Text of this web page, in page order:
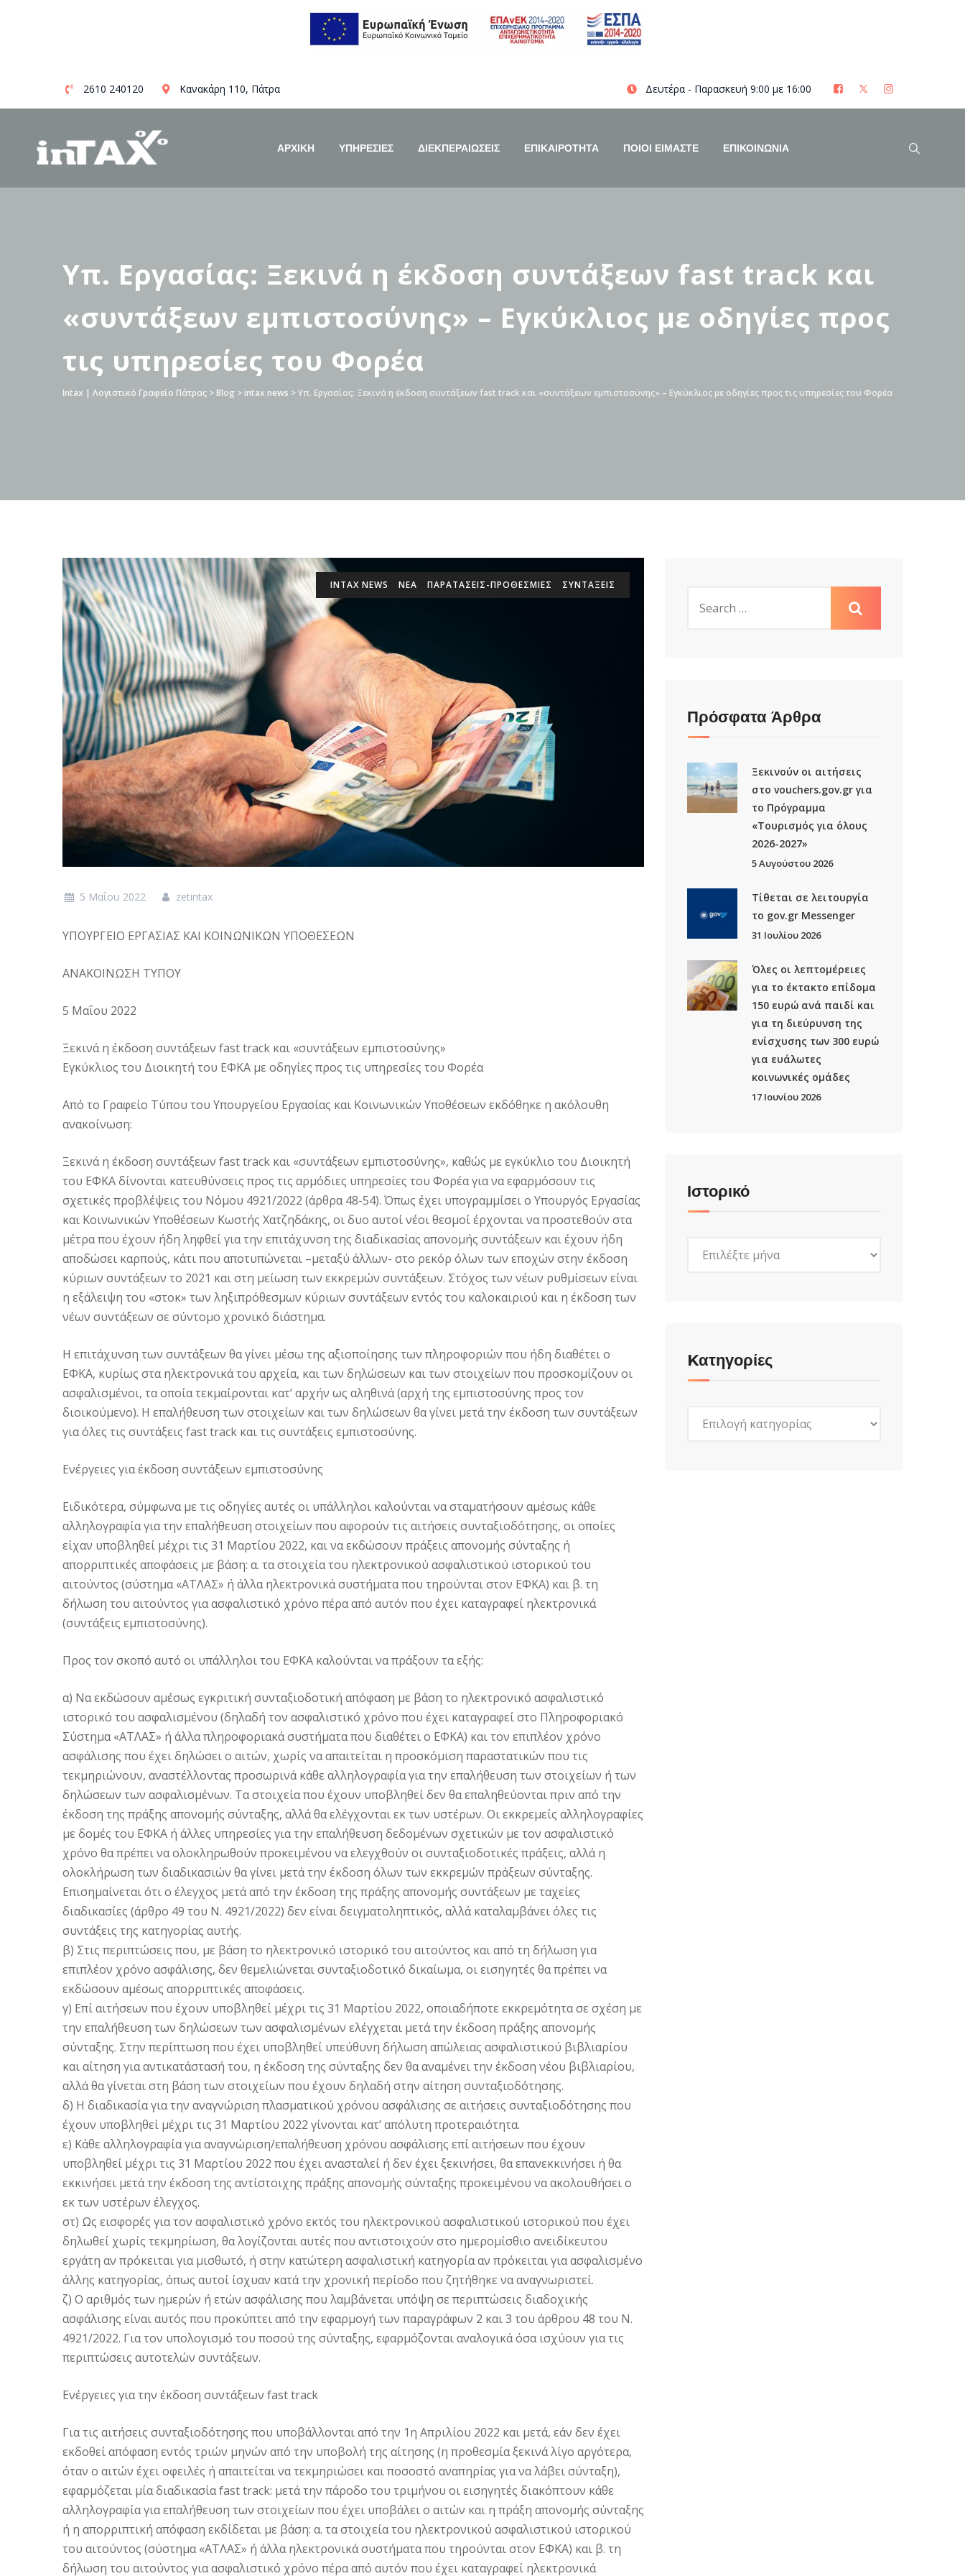
content
2610 240120 Κανακάρη 110, Πάτρα Δευτέρα - Παρασκευή 9:00 με 16:00
ΑΡΧΙΚΗ ΥΠΗΡΕΣΙΕΣ ΔΙΕΚΠΕΡΑΙΩΣΕΙΣ ΕΠΙΚΑΙΡΟΤΗΤΑ ΠΟΙΟΊ ΕΊΜΑΣΤΕ ΕΠΙΚΟΙΝΩΝΙΑ
Υπ. Εργασίας: Ξεκινά η έκδοση συντάξεων fast track και
«συντάξεων εμπιστοσύνης» – Εγκύκλιος με οδηγίες προς
τις υπηρεσίες του Φορέα
Intax | Λογιστικό Γραφείο Πάτρας > Blog > intax news >Υπ. Εργασίας: Ξεκινά η έκδοση συντάξεων fast track και «συντάξεων εμπιστοσύνης» – Εγκύκλιος με οδηγίες προς τις υπηρεσίες του Φορέα
INTAX NEWS ΝΕΑ ΠΑΡΑΤΑΣΕΙΣ-ΠΡΟΘΕΣΜΙΕΣ ΣΥΝΤΑΞΕΙΣ
5 Μαΐου 2022 zetintax
ΥΠΟΥΡΓΕΙΟ ΕΡΓΑΣΙΑΣ ΚΑΙ ΚΟΙΝΩΝΙΚΩΝ ΥΠΟΘΕΣΕΩΝ
ΑΝΑΚΟΙΝΩΣΗ ΤΥΠΟΥ
5 Μαΐου 2022
Ξεκινά η έκδοση συντάξεων fast track και «συντάξεων εμπιστοσύνης»
Εγκύκλιος του Διοικητή του ΕΦΚΑ με οδηγίες προς τις υπηρεσίες του Φορέα
Από το Γραφείο Τύπου του Υπουργείου Εργασίας και Κοινωνικών Υποθέσεων εκδόθηκε η ακόλουθη
ανακοίνωση:
Ξεκινά η έκδοση συντάξεων fast track και «συντάξεων εμπιστοσύνης», καθώς με εγκύκλιο του Διοικητή
του ΕΦΚΑ δίνονται κατευθύνσεις προς τις αρμόδιες υπηρεσίες του Φορέα για να εφαρμόσουν τις
σχετικές προβλέψεις του Νόμου 4921/2022 (άρθρα 48-54). Όπως έχει υπογραμμίσει ο Υπουργός Εργασίας
και Κοινωνικών Υποθέσεων Κωστής Χατζηδάκης, οι δυο αυτοί νέοι θεσμοί έρχονται να προστεθούν στα
μέτρα που έχουν ήδη ληφθεί για την επιτάχυνση της διαδικασίας απονομής συντάξεων και έχουν ήδη
αποδώσει καρπούς, κάτι που αποτυπώνεται –μεταξύ άλλων- στο ρεκόρ όλων των εποχών στην έκδοση
κύριων συντάξεων το 2021 και στη μείωση των εκκρεμών συντάξεων. Στόχος των νέων ρυθμίσεων είναι
η εξάλειψη του «στοκ» των ληξιπρόθεσμων κύριων συντάξεων εντός του καλοκαιριού και η έκδοση των
νέων συντάξεων σε σύντομο χρονικό διάστημα.
Η επιτάχυνση των συντάξεων θα γίνει μέσω της αξιοποίησης των πληροφοριών που ήδη διαθέτει ο
ΕΦΚΑ, κυρίως στα ηλεκτρονικά του αρχεία, και των δηλώσεων και των στοιχείων που προσκομίζουν οι
ασφαλισμένοι, τα οποία τεκμαίρονται κατ’ αρχήν ως αληθινά (αρχή της εμπιστοσύνης προς τον
διοικούμενο). Η επαλήθευση των στοιχείων και των δηλώσεων θα γίνει μετά την έκδοση των συντάξεων
για όλες τις συντάξεις fast track και τις συντάξεις εμπιστοσύνης.
Ενέργειες για έκδοση συντάξεων εμπιστοσύνης
Ειδικότερα, σύμφωνα με τις οδηγίες αυτές οι υπάλληλοι καλούνται να σταματήσουν αμέσως κάθε
αλληλογραφία για την επαλήθευση στοιχείων που αφορούν τις αιτήσεις συνταξιοδότησης, οι οποίες
είχαν υποβληθεί μέχρι τις 31 Μαρτίου 2022, και να εκδώσουν πράξεις απονομής σύνταξης ή
απορριπτικές αποφάσεις με βάση: α. τα στοιχεία του ηλεκτρονικού ασφαλιστικού ιστορικού του
αιτούντος (σύστημα «ΑΤΛΑΣ» ή άλλα ηλεκτρονικά συστήματα που τηρούνται στον ΕΦΚΑ) και β. τη
δήλωση του αιτούντος για ασφαλιστικό χρόνο πέρα από αυτόν που έχει καταγραφεί ηλεκτρονικά
(συντάξεις εμπιστοσύνης).
Προς τον σκοπό αυτό οι υπάλληλοι του ΕΦΚΑ καλούνται να πράξουν τα εξής:
α) Να εκδώσουν αμέσως εγκριτική συνταξιοδοτική απόφαση με βάση το ηλεκτρονικό ασφαλιστικό
ιστορικό του ασφαλισμένου (δηλαδή τον ασφαλιστικό χρόνο που έχει καταγραφεί στο Πληροφοριακό
Σύστημα «ΑΤΛΑΣ» ή άλλα πληροφοριακά συστήματα που διαθέτει ο ΕΦΚΑ) και τον επιπλέον χρόνο
ασφάλισης που έχει δηλώσει ο αιτών, χωρίς να απαιτείται η προσκόμιση παραστατικών που τις
τεκμηριώνουν, αναστέλλοντας προσωρινά κάθε αλληλογραφία για την επαλήθευση των στοιχείων ή των
δηλώσεων των ασφαλισμένων. Τα στοιχεία που έχουν υποβληθεί δεν θα επαληθεύονται πριν από την
έκδοση της πράξης απονομής σύνταξης, αλλά θα ελέγχονται εκ των υστέρων. Οι εκκρεμείς αλληλογραφίες
με δομές του ΕΦΚΑ ή άλλες υπηρεσίες για την επαλήθευση δεδομένων σχετικών με τον ασφαλιστικό
χρόνο θα πρέπει να ολοκληρωθούν προκειμένου να ελεγχθούν οι συνταξιοδοτικές πράξεις, αλλά η
ολοκλήρωση των διαδικασιών θα γίνει μετά την έκδοση όλων των εκκρεμών πράξεων σύνταξης.
Επισημαίνεται ότι ο έλεγχος μετά από την έκδοση της πράξης απονομής συντάξεων με ταχείες
διαδικασίες (άρθρο 49 του Ν. 4921/2022) δεν είναι δειγματοληπτικός, αλλά καταλαμβάνει όλες τις
συντάξεις της κατηγορίας αυτής.
β) Στις περιπτώσεις που, με βάση το ηλεκτρονικό ιστορικό του αιτούντος και από τη δήλωση για
επιπλέον χρόνο ασφάλισης, δεν θεμελιώνεται συνταξιοδοτικό δικαίωμα, οι εισηγητές θα πρέπει να
εκδώσουν αμέσως απορριπτικές αποφάσεις.
γ) Επί αιτήσεων που έχουν υποβληθεί μέχρι τις 31 Μαρτίου 2022, οποιαδήποτε εκκρεμότητα σε σχέση με
την επαλήθευση των δηλώσεων των ασφαλισμένων ελέγχεται μετά την έκδοση πράξης απονομής
σύνταξης. Στην περίπτωση που έχει υποβληθεί υπεύθυνη δήλωση απώλειας ασφαλιστικού βιβλιαρίου
και αίτηση για αντικατάστασή του, η έκδοση της σύνταξης δεν θα αναμένει την έκδοση νέου βιβλιαρίου,
αλλά θα γίνεται στη βάση των στοιχείων που έχουν δηλαδή στην αίτηση συνταξιοδότησης.
δ) Η διαδικασία για την αναγνώριση πλασματικού χρόνου ασφάλισης σε αιτήσεις συνταξιοδότησης που
έχουν υποβληθεί μέχρι τις 31 Μαρτίου 2022 γίνονται κατ’ απόλυτη προτεραιότητα.
ε) Κάθε αλληλογραφία για αναγνώριση/επαλήθευση χρόνου ασφάλισης επί αιτήσεων που έχουν
υποβληθεί μέχρι τις 31 Μαρτίου 2022 που έχει ανασταλεί ή δεν έχει ξεκινήσει, θα επανεκκινήσει ή θα
εκκινήσει μετά την έκδοση της αντίστοιχης πράξης απονομής σύνταξης προκειμένου να ακολουθήσει ο
εκ των υστέρων έλεγχος.
στ) Ως εισφορές για τον ασφαλιστικό χρόνο εκτός του ηλεκτρονικού ασφαλιστικού ιστορικού που έχει
δηλωθεί χωρίς τεκμηρίωση, θα λογίζονται αυτές που αντιστοιχούν στο ημερομίσθιο ανειδίκευτου
εργάτη αν πρόκειται για μισθωτό, ή στην κατώτερη ασφαλιστική κατηγορία αν πρόκειται για ασφαλισμένο
άλλης κατηγορίας, όπως αυτοί ίσχυαν κατά την χρονική περίοδο που ζητήθηκε να αναγνωριστεί.
ζ) Ο αριθμός των ημερών ή ετών ασφάλισης που λαμβάνεται υπόψη σε περιπτώσεις διαδοχικής
ασφάλισης είναι αυτός που προκύπτει από την εφαρμογή των παραγράφων 2 και 3 του άρθρου 48 του Ν.
4921/2022. Για τον υπολογισμό του ποσού της σύνταξης, εφαρμόζονται αναλογικά όσα ισχύουν για τις
περιπτώσεις αυτοτελών συντάξεων.
Ενέργειες για την έκδοση συντάξεων fast track
Για τις αιτήσεις συνταξιοδότησης που υποβάλλονται από την 1η Απριλίου 2022 και μετά, εάν δεν έχει
εκδοθεί απόφαση εντός τριών μηνών από την υποβολή της αίτησης (η προθεσμία ξεκινά λίγο αργότερα,
όταν ο αιτών έχει οφειλές ή απαιτείται να τεκμηριώσει και ποσοστό αναπηρίας για να λάβει σύνταξη),
εφαρμόζεται μία διαδικασία fast track: μετά την πάροδο του τριμήνου οι εισηγητές διακόπτουν κάθε
αλληλογραφία για επαλήθευση των στοιχείων που έχει υποβάλει ο αιτών και η πράξη απονομής σύνταξης
ή η απορριπτική απόφαση εκδίδεται με βάση: α. τα στοιχεία του ηλεκτρονικού ασφαλιστικού ιστορικού
του αιτούντος (σύστημα «ΑΤΛΑΣ» ή άλλα ηλεκτρονικά συστήματα που τηρούνται στον ΕΦΚΑ) και β. τη
δήλωση του αιτούντος για ασφαλιστικό χρόνο πέρα από αυτόν που έχει καταγραφεί ηλεκτρονικά
Πρόσφατα Άρθρα
Ξεκινούν οι αιτήσεις
στο vouchers.gov.gr για
το Πρόγραμμα
«Τουρισμός για όλους
2026-2027»
5 Αυγούστου 2026
Τίθεται σε λειτουργία
το gov.gr Μessenger
31 Ιουλίου 2026
Όλες οι λεπτομέρειες
για το έκτακτο επίδομα
150 ευρώ ανά παιδί και
για τη διεύρυνση της
ενίσχυσης των 300 ευρώ
για ευάλωτες
κοινωνικές ομάδες
17 Ιουνίου 2026
Ιστορικό
Kατηγορίες